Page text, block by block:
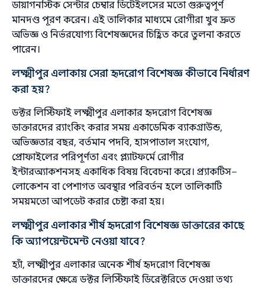
ডায়াগনস্টিক সেন্টার চেম্বার ডিটেইলসের মতো গুরুত্বপূর্ণ
মানদণ্ড পূরণ করেন। এই তালিকার মাধ্যমে রোগীরা খুব দ্রুত
অভিজ্ঞ ও নির্ভরযোগ্য বিশেষজ্ঞদের চিহ্নিত করে তুলনা করতে
পারেন।
লক্ষ্মীপুর এলাকায় সেরা হৃদরোগ বিশেষজ্ঞ কীভাবে নির্ধারণ
করা হয়?
ডক্টর লিস্টিফাই লক্ষ্মীপুর এলাকার হৃদরোগ বিশেষজ্ঞ
ডাক্তারদের র‌্যাংকিং করার সময় একাডেমিক ব্যাকগ্রাউন্ড,
অভিজ্ঞতার বছর, বর্তমান পদবি, হাসপাতাল সংযোগ,
প্রোফাইলের পরিপূর্ণতা এবং প্ল্যাটফর্মে রোগীর
ইন্টারঅ্যাকশনসহ একাধিক বিষয় বিবেচনা করে। প্র্যাকটিস–
লোকেশন বা পেশাগত অবস্থার পরিবর্তন হলে তালিকাটি
সময়মতো আপডেট করার চেষ্টা করা হয়।
লক্ষ্মীপুর এলাকার শীর্ষ হৃদরোগ বিশেষজ্ঞ ডাক্তারের কাছে
কি অ্যাপয়েন্টমেন্ট নেওয়া যাবে?
হ্যাঁ, লক্ষ্মীপুর এলাকার অনেক শীর্ষ হৃদরোগ বিশেষজ্ঞ
ডাক্তারদের ক্ষেত্রে ডক্টর লিস্টিফাই ডিরেক্টরিতে দেওয়া তথ্য